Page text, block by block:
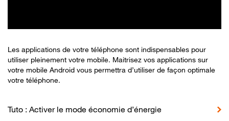
Les applications de votre téléphone sont indispensables pour
utiliser pleinement votre mobile. Maitrisez vos applications sur
votre mobile Android vous permettra d’utiliser de façon optimale
votre téléphone.
Tuto : Activer le mode économie d’énergie